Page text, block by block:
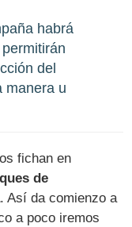
habrá
del
manera u
fichan en
de
. Así da comienzo a
a poco iremos